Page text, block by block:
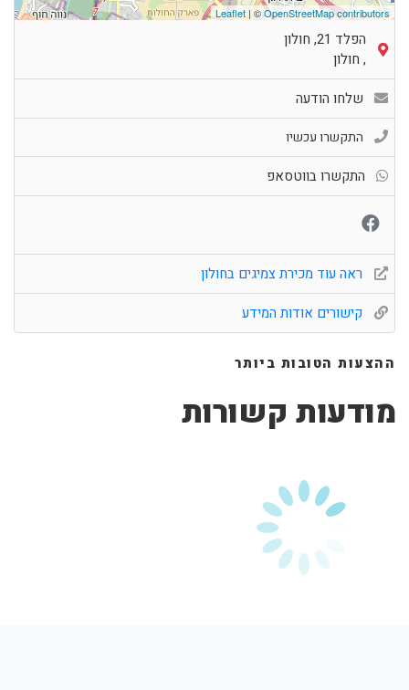
Leaflet| ©OpenStreetMap contributors
הפלד 21, חולון
, חולון
שלחו הודעה
התקשרו עכשיו
התקשרו בווטסאפ
ראה עוד מכירת צמיגים בחולון
קישורים אודות המידע
ההצעות הטובות ביותר
מודעות קשורות